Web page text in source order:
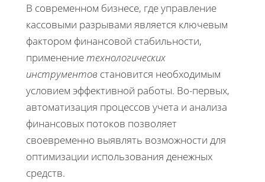
В современном бизнесе, где управление
кассовыми разрывами является ключевым
фактором финансовой стабильности,
применениетехнологических
инструментов становится необходимым
условием эффективной работы. Во-первых,
автоматизация процессов учета и анализа
финансовых потоков позволяет
своевременно выявлять возможности для
оптимизации использования денежных
средств.